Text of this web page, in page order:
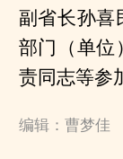
副省长孙喜
部门（单位
责同志等参
编辑：曹梦佳